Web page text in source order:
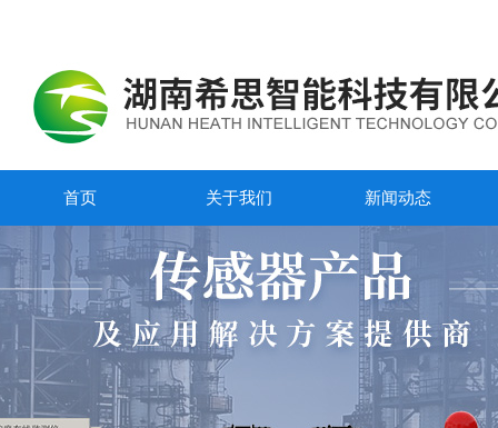
首页 关于我们 新闻动态